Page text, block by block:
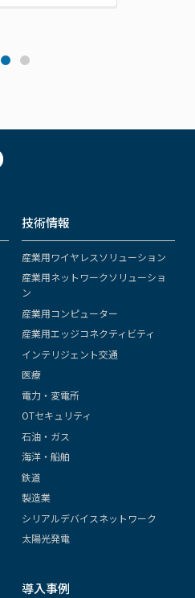
技術情報
産業用ワイヤレスソリューション
産業用ネットワークソリューショ
ン
産業用コンピューター
産業用エッジコネクティビティ
インテリジェント交通
医療
電力・変電所
OTセキュリティ
石油・ガス
海洋・船舶
鉄道
製造業
シリアルデバイスネットワーク
太陽光発電
導入事例